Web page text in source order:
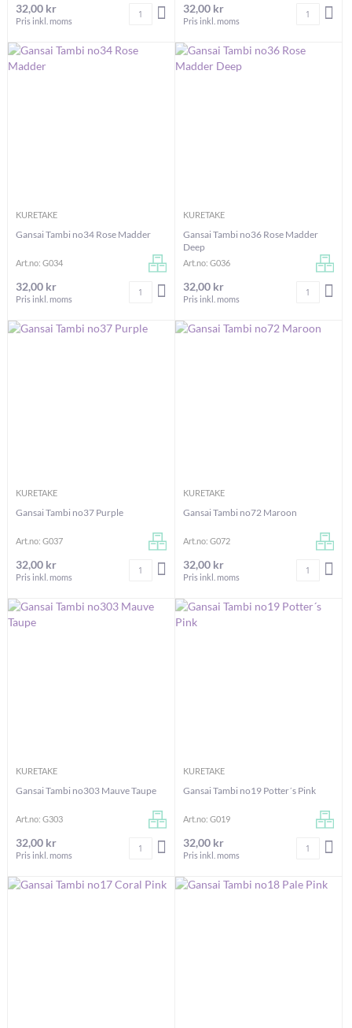
32,00 kr
Pris inkl. moms
Antal LÄGG I VARUKORGEN
32,00 kr
Pris inkl. moms
Antal
KURETAKE
Gansai Tambi no34 Rose Madder
Art.no: G034
32,00 kr
Pris inkl. moms
Antal LÄGG I VARUKORGEN
KURETAKE
Gansai Tambi no36 Rose Madder
Deep
Art.no: G036
32,00 kr
Pris inkl. moms
Antal
KURETAKE
Gansai Tambi no37 Purple
Art.no: G037
32,00 kr
Pris inkl. moms
Antal LÄGG I VARUKORGEN
KURETAKE
Gansai Tambi no72 Maroon
Art.no: G072
32,00 kr
Pris inkl. moms
Antal
KURETAKE
Gansai Tambi no303 Mauve Taupe
Art.no: G303
32,00 kr
Pris inkl. moms
Antal LÄGG I VARUKORGEN
KURETAKE
Gansai Tambi no19 Potter´s Pink
Art.no: G019
32,00 kr
Pris inkl. moms
Antal